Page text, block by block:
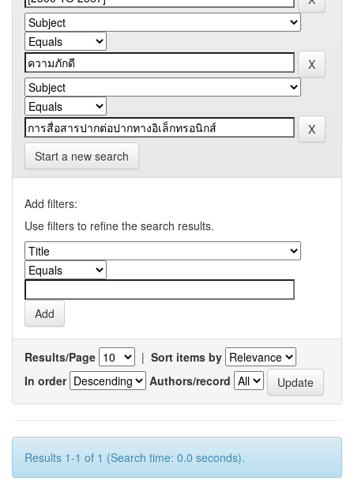
Start a new search
Add filters:
Use filters to refine the search results.
Results/Page | Sort items by
In order
Authors/record
Results 1-1 of 1 (Search time: 0.0 seconds).